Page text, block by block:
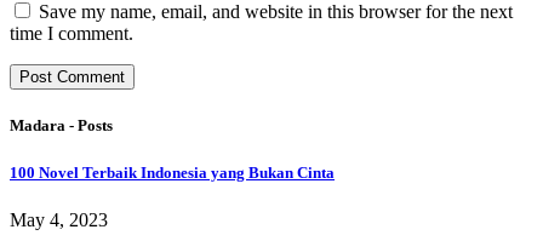
Save my name, email, and website in this browser for the next
time I comment.
Madara - Posts
100 Novel Terbaik Indonesia yang Bukan Cinta
May 4, 2023